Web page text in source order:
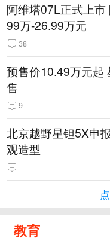
阿维塔07L正式上
99万-26.99万元
38
预售价10.49万元起
售
9
北京越野星钽5X申
观造型
教育